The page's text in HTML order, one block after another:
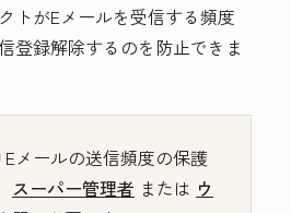
トがEメールを受信する頻度
登録解除するのを防止できま
Eメールの送信頻度の保護
スーパー管理者 または ウ